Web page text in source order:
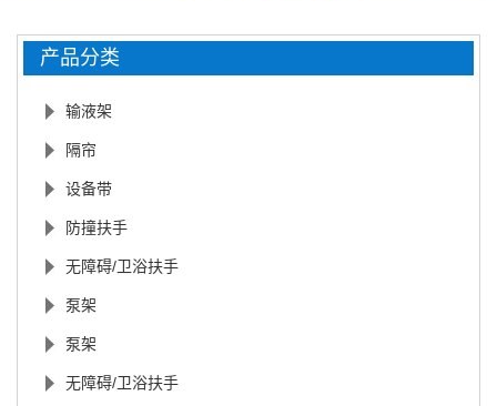
产品分类
输液架
隔帘
设备带
防撞扶手
无障碍/卫浴扶手
泵架
泵架
无障碍/卫浴扶手